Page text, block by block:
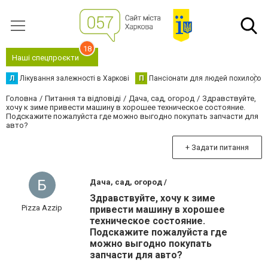
Наші спецпроєкти
18
Л Лікування залежності в Харкові П Пансіонати для людей похилого
Головна Питання та відповіді Дача, сад, огород
Здравствуйте,
хочу к зиме привести машину в хорошее техническое состояние.
Подскажите пожалуйста где можно выгодно покупать запчасти для
авто?
+ Задати питання
Pizza Azzip
Дача, сад, огород /
Здравствуйте, хочу к зиме
привести машину в хорошее
техническое состояние.
Подскажите пожалуйста где
можно выгодно покупать
запчасти для авто?